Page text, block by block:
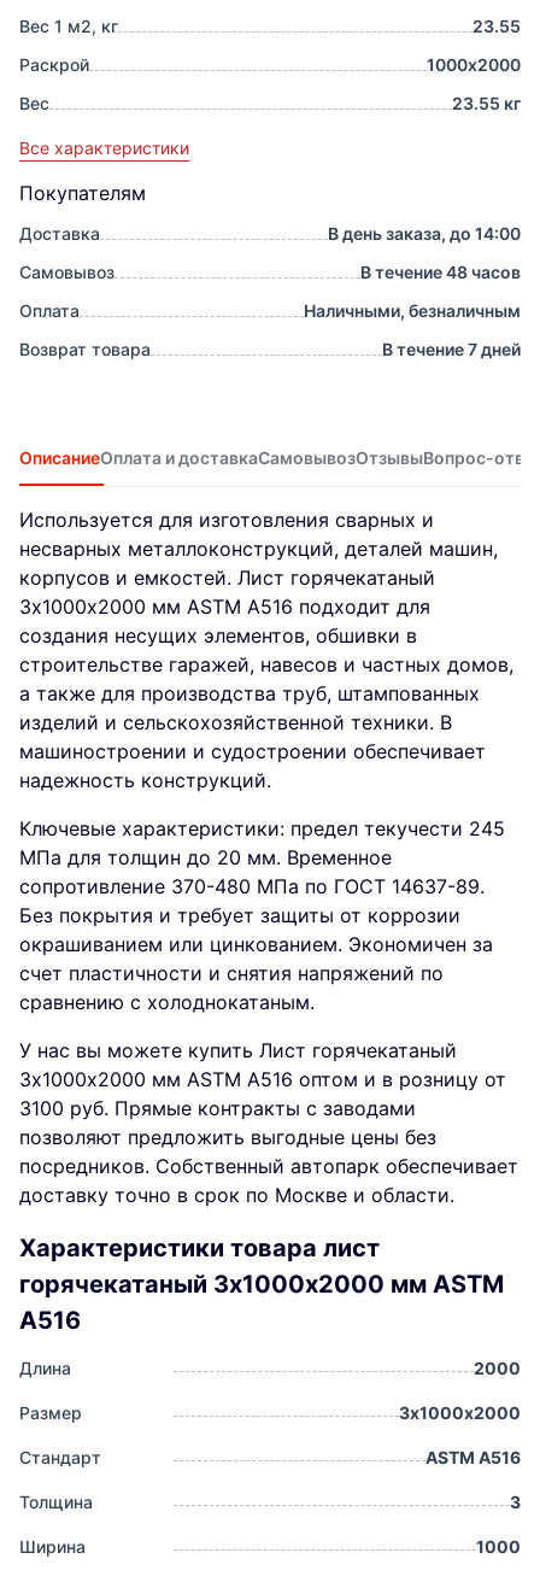
Вес 1 м2, кг
23.55
Раскрой
1000х2000
Вес
23.55 кг
Все характеристики
Покупателям
Доставка
В день заказа, до 14:00
Самовывоз
В течение 48 часов
Оплата
Наличными, безналичным
Возврат товара
В течение 7 дней
ОписаниеОплата и доставкаСамовывозОтзывыВопрос-
Используется для изготовления сварных и
несварных металлоконструкций, деталей машин,
корпусов и емкостей. Лист горячекатаный
3х1000х2000 мм ASTM A516 подходит для
создания несущих элементов, обшивки в
строительстве гаражей, навесов и частных домов,
а также для производства труб, штампованных
изделий и сельскохозяйственной техники. В
машиностроении и судостроении обеспечивает
надежность конструкций.
Ключевые характеристики: предел текучести 245
МПа для толщин до 20 мм. Временное
сопротивление 370-480 МПа по ГОСТ 14637-89.
Без покрытия и требует защиты от коррозии
окрашиванием или цинкованием. Экономичен за
счет пластичности и снятия напряжений по
сравнению с холоднокатаным.
У нас вы можете купить Лист горячекатаный
3х1000х2000 мм ASTM A516 оптом и в розницу от
3100 руб. Прямые контракты с заводами
позволяют предложить выгодные цены без
посредников. Собственный автопарк обеспечивает
доставку точно в срок по Москве и области.
Характеристики товара лист
горячекатаный 3х1000х2000 мм ASTM
A516
Длина 2000
Размер 3х1000х2000
Стандарт ASTM A516
Толщина 3
Ширина 1000